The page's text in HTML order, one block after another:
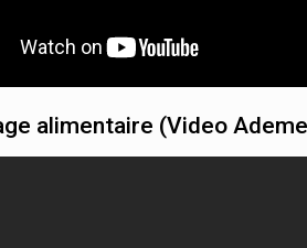
alimentaire (Video